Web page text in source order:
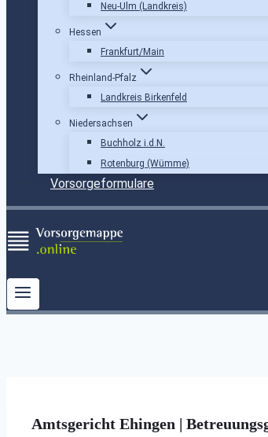
Neu-Ulm (Landkreis)
Hessen
Frankfurt/Main
Rheinland-Pfalz
Landkreis Birkenfeld
Niedersachsen
Buchholz i.d.N.
Rotenburg (Wümme)
Vorsorgeformulare
Amtsgericht Ehingen |